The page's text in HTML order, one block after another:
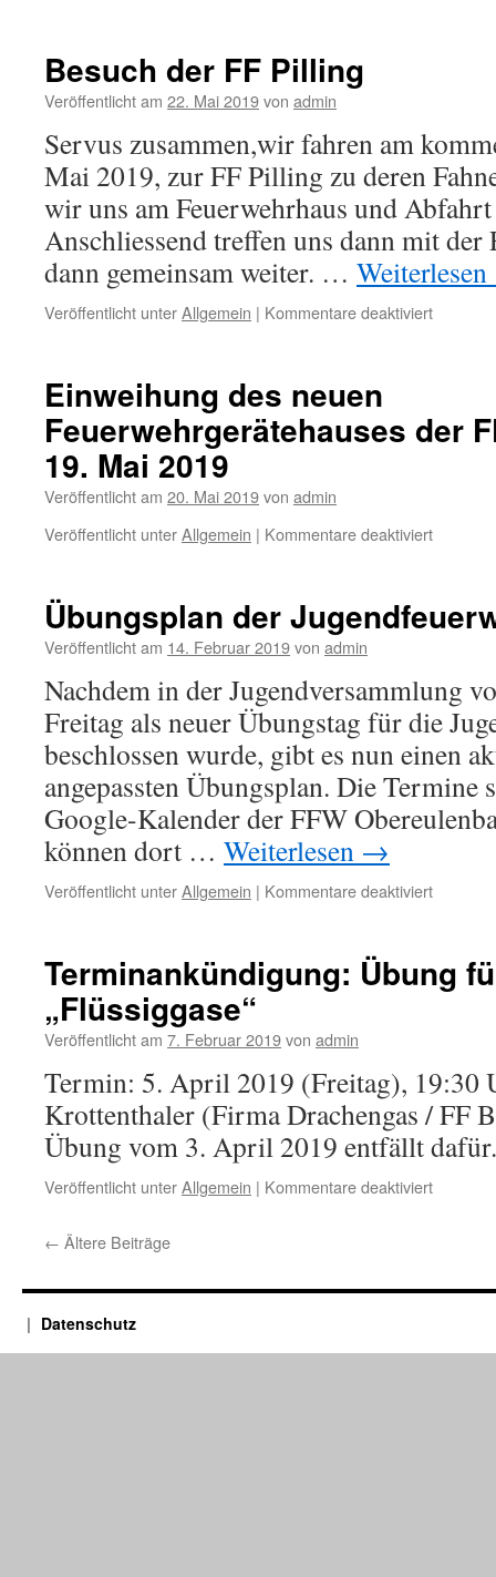
(9.
2019)
Besuch der FF Pilling
Veröffentlicht am 22. Mai 2019von admin
Servus zusammen,wir fahren am
Mai 2019, zur FF Pilling zu deren
wir uns am Feuerwehrhaus und
Anschliessend treffen uns dann mit der
dann gemeinsam weiter. … Weiterlesen
Veröffentlicht unterAllgemein | Kommentare deaktiviertfür
Einweihung des neuen
Feuerwehrgerätehauses der
19. Mai 2019
Veröffentlicht am 20. Mai 2019von admin
Veröffentlicht unterAllgemein | Kommentare deaktiviertfür
Rohr
i.NB
am
19.
Mai
2019
Übungsplan der
Veröffentlicht am 14. Februar 2019von admin
Nachdem in der Jugendversammlung
Freitag als neuer Übungstag für die
beschlossen wurde, gibt es nun einen
angepassten Übungsplan. Die Termine
Google-Kalender der FFW
können dort … Weiterlesen →
Veröffentlicht unterAllgemein | Kommentare deaktiviertfür
für
Terminankündigung: Übung
„Flüssiggase“
Veröffentlicht am 7. Februar 2019von admin
Termin: 5. April 2019 (Freitag), 19:30
Krottenthaler (Firma Drachengas / FF
Übung vom 3. April 2019 entfällt dafür.
Veröffentlicht unterAllgemein | Kommentare deaktiviertfür
zum
← Ältere Beiträge
Datenschutz